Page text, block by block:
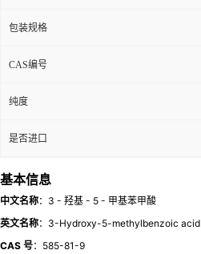
包装规格
CAS编号
纯度
是否进口
基本信息
中文名称：3 - 羟基 - 5 - 甲基苯甲酸
英文名称：3-Hydroxy-5-methylbenzoic acid
CAS 号：585-81-9